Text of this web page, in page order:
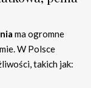
ma ogromne
W Polsce
takich jak: